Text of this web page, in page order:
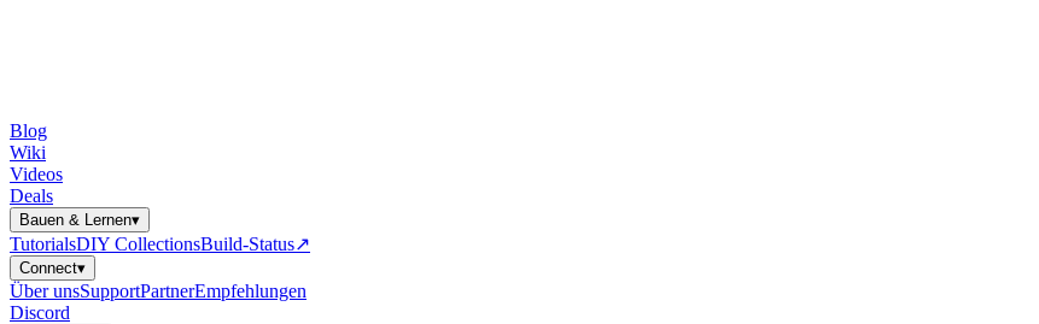
Blog
Wiki
Videos
Deals
Bauen & Lernen▾
TutorialsDIY CollectionsBuild-Status↗
Connect▾
Über unsSupportPartnerEmpfehlungen
Discord